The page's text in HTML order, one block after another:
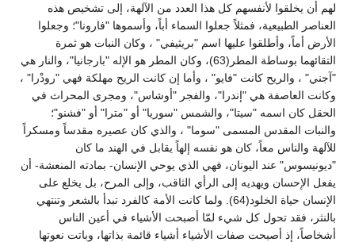
لهم أن يخلقوا لأنفسهم كل هذا العدد من الآلهة، إلى تشخيص هذه
العناصر الطبيعية، فمثلاً جعلوا السماء أباً، وأسموها "فارونا"؛ وجعلوا
الأرض أماً، وأطلقوا عليها اسم "بريثيفي" ، وكان النبات هو ثمرة
التقائهما بوساطة المطر(63)، وكان المطر هو الإله "بارجانيا"، والنار هي
"آجني" ، والريح كانت "فايو" ، وأما إن كانت الريح مهلكة فهي "رودْرا" ،
وكانت العاصفة هي "إندرا"، والفجر "أوشاس"، ومجرى المحراث في
الحقل كان اسمه "سيتا"، والشمس "سوريا" أو "مترا" أو "فشنو"؛
والنبات المقدس المسمى "سوما" ، والذي كان عصيره مقدساً ومسكراً
للآلهة والناس معاً، كان هو نفسه إلهاً يقابل في الهند ما كان
"ديونيسوس" عند اليونان، فهي الذي يوحي الإنسان- بمادته المنعشة- أن
يفعل الإحسان ويهديه إلى الرأي الثاقب، وإلى المرح، بل يخلع على
الإنسان حياة الخلود(64). ولما كانت الأمة كالفرد تبدأ بالشعر وتنتهي
بالنثر، فقد تحول كل شيء لمّا أصبحت الأشياء في أعين الناس
أشخاصاً، إذ أصبحت صفات الأشياء أشياء قائمة بذاتها، وباتت نعوتها